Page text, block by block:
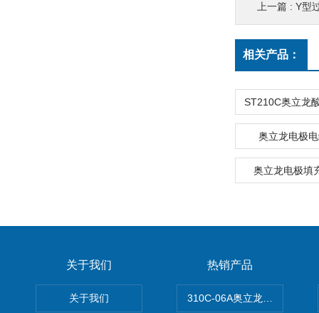
上一篇 : Y型
相关产品：
奥立龙电极
奥立龙电极填
关于我们
关于我们
热销产品
310C-06A奥立龙实验室台式